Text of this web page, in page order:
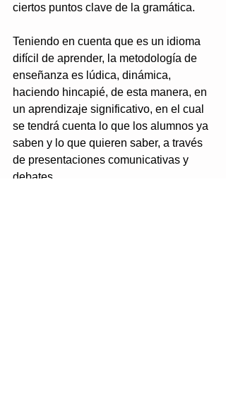
ciertos puntos clave de la gramática.
Teniendo en cuenta que es un idioma
difícil de aprender, la metodología de
enseñanza es lúdica, dinámica,
haciendo hincapié, de esta manera, en
un aprendizaje significativo, en el cual
se tendrá cuenta lo que los alumnos ya
saben y lo que quieren saber, a través
de presentaciones comunicativas y
debates.